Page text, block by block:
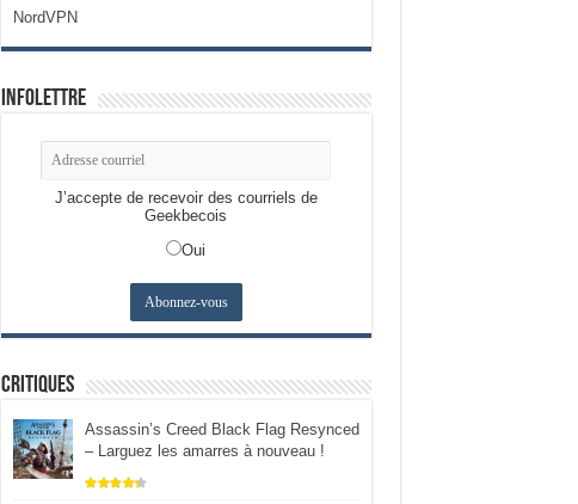
NordVPN
Infolettre
J’accepte de recevoir des courriels de
Geekbecois
Oui
Critiques
Assassin’s Creed Black Flag Resynced
– Larguez les amarres à nouveau !